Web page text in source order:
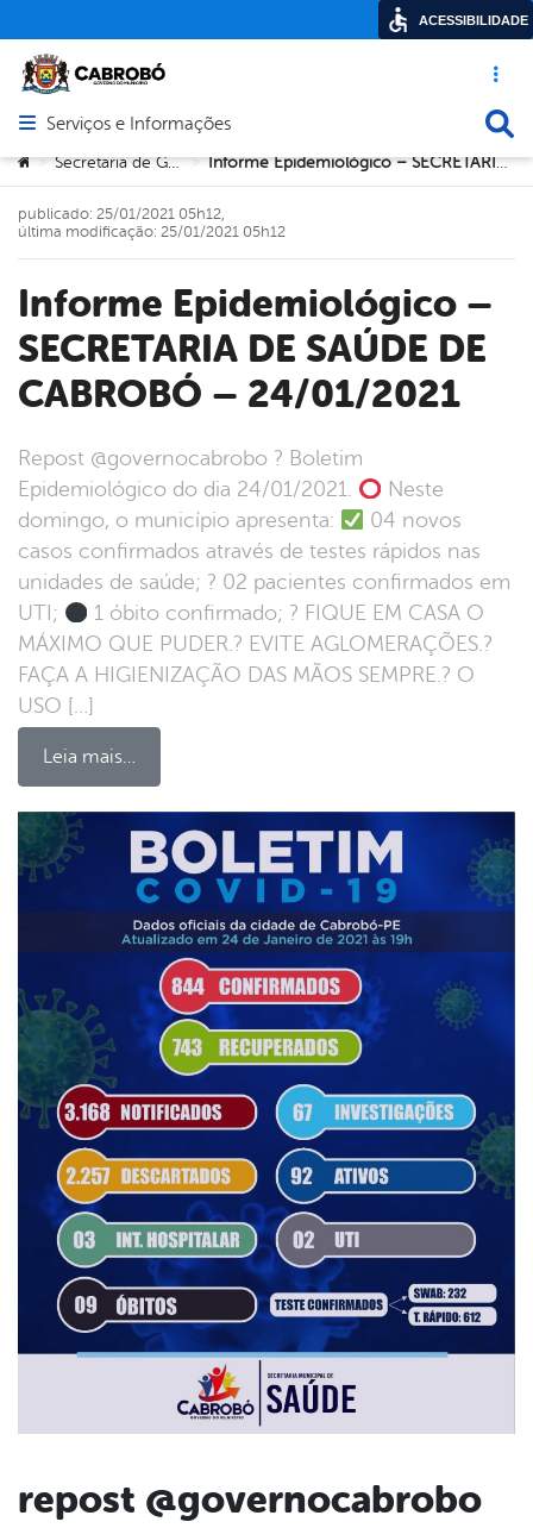
Acesso
Abrir menu principal de navegação
Serviços e Informações
Você está aqui:
> Secretaria de Governo > Informe Epidemiológico – SECRETARIA DE SAÚDE DE CABROBÓ – 24/01/2021
Informe Epidemiológico –
SECRETARIA DE SAÚDE DE
CABROBÓ – 24/01/2021
repost @governocabrobo ? Boletim
Epidemiológico do dia 24/01/2021.
Neste
domingo, o município apresenta:
04 novos
casos confirmados através de testes rápidos nas
unidades de saúde; ? 02 pacientes confirmados em
UTI;
1 óbito confirmado; ? FIQUE EM CASA O
MÁXIMO QUE PUDER.? EVITE AGLOMERAÇÕES.?
FAÇA A HIGIENIZAÇÃO DAS MÃOS SEMPRE.? O
USO […]
Leia mais…
publicado: 25/01/2021 05h12,
última modificação: 25/01/2021 05h12
repost @governocabrobo
ACESSIBILIDADE